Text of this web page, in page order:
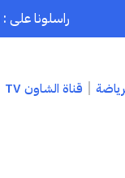
راسلونا على : chaouenpress1@gmail.com
قناة الشاون TV